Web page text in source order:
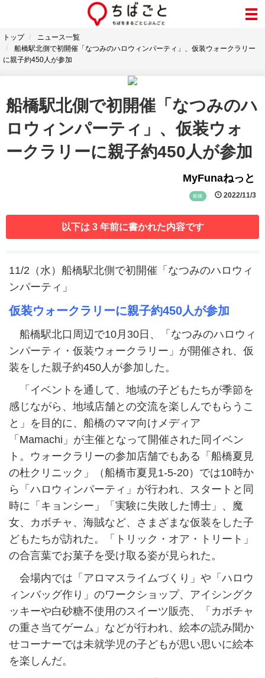
トップ
ニュース一覧
船橋駅北側で初開催「なつみのハロウィンパーティ」、仮装ウォークラリー
に親子約450人が参加
船橋駅北側で初開催「なつみのハ
ロウィンパーティ」、仮装ウォ
ークラリーに親子約450人が参加
MyFunaねっと
船橋 2022/11/3
以下は 3 年前に書かれた内容です
11/2（水）船橋駅北側で初開催「なつみのハロウィ
ンパーティ」
仮装ウォークラリーに親子約450人が参加
船橋駅北口周辺で10月30日、「なつみのハロウィ
ンパーティ・仮装ウォークラリー」が開催され、仮
装をした親子約450人が参加した。
「イベントを通して、地域の子どもたちが季節を
感じながら、地域店舗との交流を楽しんでもらうこ
と」を目的に、船橋のママ向けメディア
「Mamachi」が主催となって開催された同イベン
ト。ウォークラリーの参加店舗でもある「船橋夏見
の杜クリニック」（船橋市夏見1-5-20）では10時か
ら「ハロウィンパーティ」が行われ、スタートと同
時に「キョンシー」「実験に失敗した博士」、魔
女、カボチャ、海賊など、さまざまな仮装をした子
どもたちが訪れた。「トリック・オア・トリート」
の合言葉でお菓子を受け取る姿が見られた。
会場内では「アロマスライムづくり」や「ハロウ
ィンバッグ作り」のワークショップ、アイシングク
ッキーや白砂糖不使用のスイーツ販売、「カボチャ
の重さ当てゲーム」などが行われ、絵本の読み聞か
せコーナーでは未就学児の子どもが思い思いに絵本
を楽しんだ。